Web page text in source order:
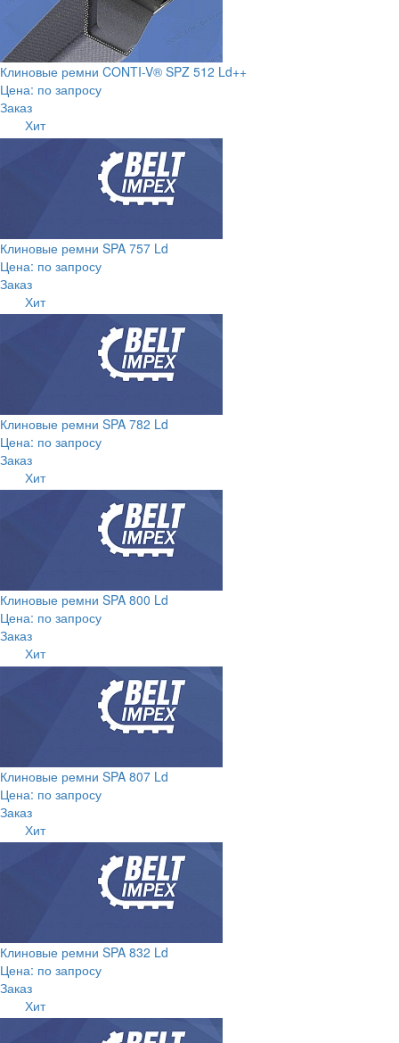
Клиновые ремни CONTI-V® SPZ 512 Ld++
Цена: по запросу
Заказ
Хит
Клиновые ремни SPA 757 Ld
Цена: по запросу
Заказ
Хит
Клиновые ремни SPA 782 Ld
Цена: по запросу
Заказ
Хит
Клиновые ремни SPA 800 Ld
Цена: по запросу
Заказ
Хит
Клиновые ремни SPA 807 Ld
Цена: по запросу
Заказ
Хит
Клиновые ремни SPA 832 Ld
Цена: по запросу
Заказ
Хит